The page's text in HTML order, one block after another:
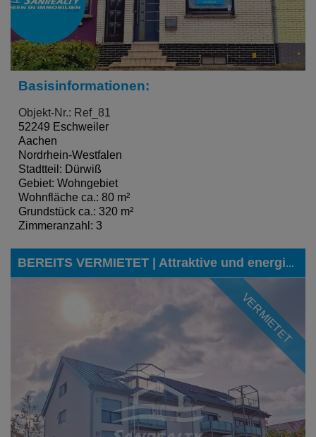
Basisinformationen:
Objekt-Nr.: Ref_81
52249 Eschweiler
Aachen
Nordrhein-Westfalen
Stadtteil: Dürwiß
Gebiet: Wohngebiet
Wohnfläche ca.: 80 m²
Grundstück ca.: 320 m²
Zimmeranzahl: 3
BEREITS VERMIETET | Attraktive und energieeffiziente Erdgeschoss-Wohnung im Neubauquartier "Neue Höfe" in Eschweiler-Dürwiß
VERMIETET